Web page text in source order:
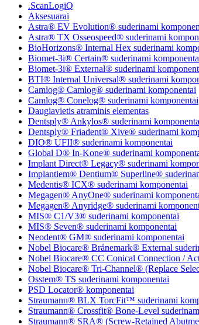
.ScanLogiQ
Aksesuarai
Astra® EV Evolution® suderinami
Astra® TX Osseospeed® suderinami
BioHorizons® Internal Hex suderinami
Biomet-3i® Certain® suderinami
Biomet-3i® External® suderinami
BTI® Internal Universal® suderinami
Camlog® Camlog® suderinami komponentai
Camlog® Conelog® suderinami komponentai
Daugiavietis atraminis elementas
Dentsply® Ankylos® suderinami
Dentsply® Friadent® Xive® suderinami
DIO® UFII® suderinami komponentai
Global D® In-Kone® suderinami
Implant Direct® Legacy® suderinami
Implantiem® Dentium® Superline®
Medentis® ICX® suderinami komponentai
Megagen® AnyOne® suderinami
Megagen® Anyridge® suderinami
MIS® C1/V3® suderinami komponentai
MIS® Seven® suderinami komponentai
Neodent® GM® suderinami komponentai
Nobel Biocare® Brånemark® External
Nobel Biocare® CC Conical Connection /
Nobel Biocare® Tri-Channel® (Replace
Osstem® TS suderinami komponentai
PSD Locator® komponentai
Straumann® BLX TorcFit™ suderinami
Straumann® Crossfit® Bone-Level
Straumann® SRA® (Screw-Retained